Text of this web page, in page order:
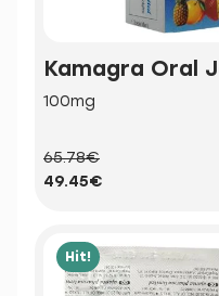
Kamagra Oral
100mg
65.78€
49.45€
Hit!